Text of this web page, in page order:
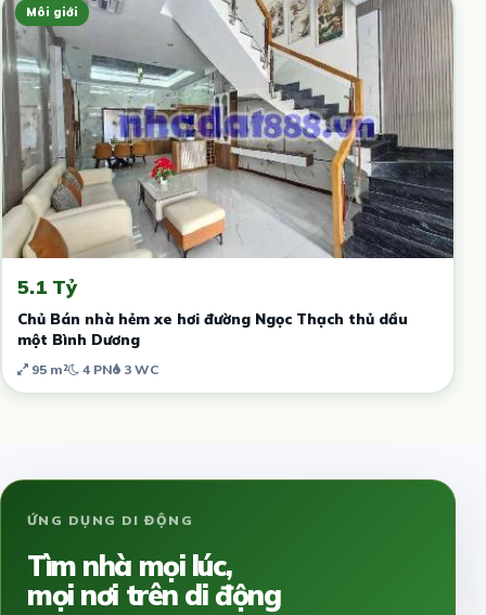
Môi giới
5.1 Tỷ
Chủ Bán nhà hẻm xe hơi đường Ngọc Thạch thủ dầu
một Bình Dương
95 m² 4 PN 3 WC
ỨNG DỤNG DI ĐỘNG
Tìm nhà mọi lúc,
mọi nơi trên di động